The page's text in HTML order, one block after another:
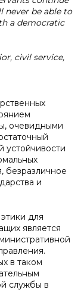
never be able to
a democratic
civil service,
очевидными
устойчивости
безразличное
и
для
является
в таком
службы в